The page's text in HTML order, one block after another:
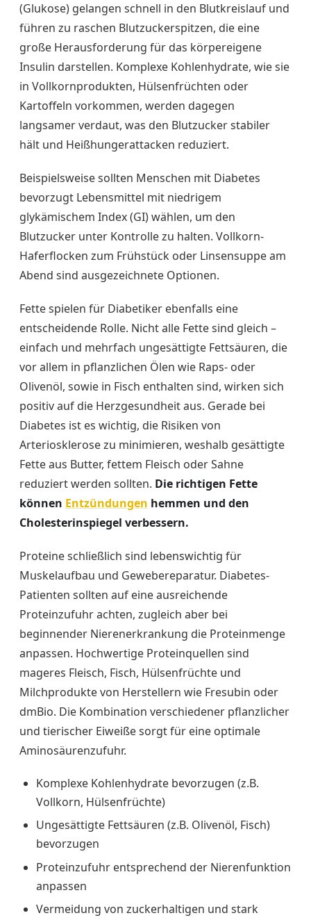
(Glukose) gelangen schnell in den Blutkreislauf und
führen zu raschen Blutzuckerspitzen, die eine
große Herausforderung für das körpereigene
Insulin darstellen. Komplexe Kohlenhydrate, wie sie
in Vollkornprodukten, Hülsenfrüchten oder
Kartoffeln vorkommen, werden dagegen
langsamer verdaut, was den Blutzucker stabiler
hält und Heißhungerattacken reduziert.
Beispielsweise sollten Menschen mit Diabetes
bevorzugt Lebensmittel mit niedrigem
glykämischem Index (GI) wählen, um den
Blutzucker unter Kontrolle zu halten. Vollkorn-
Haferflocken zum Frühstück oder Linsensuppe am
Abend sind ausgezeichnete Optionen.
Fette spielen für Diabetiker ebenfalls eine
entscheidende Rolle. Nicht alle Fette sind gleich –
einfach und mehrfach ungesättigte Fettsäuren, die
vor allem in pflanzlichen Ölen wie Raps- oder
Olivenöl, sowie in Fisch enthalten sind, wirken sich
positiv auf die Herzgesundheit aus. Gerade bei
Diabetes ist es wichtig, die Risiken von
Arteriosklerose zu minimieren, weshalb gesättigte
Fette aus Butter, fettem Fleisch oder Sahne
reduziert werden sollten. Die richtigen Fette
können Entzündungen hemmen und den
Cholesterinspiegel verbessern.
Proteine schließlich sind lebenswichtig für
Muskelaufbau und Gewebereparatur. Diabetes-
Patienten sollten auf eine ausreichende
Proteinzufuhr achten, zugleich aber bei
beginnender Nierenerkrankung die Proteinmenge
anpassen. Hochwertige Proteinquellen sind
mageres Fleisch, Fisch, Hülsenfrüchte und
Milchprodukte von Herstellern wie Fresubin oder
dmBio. Die Kombination verschiedener pflanzlicher
und tierischer Eiweiße sorgt für eine optimale
Aminosäurenzufuhr.
Komplexe Kohlenhydrate bevorzugen (z.B.
Vollkorn, Hülsenfrüchte)
Ungesättigte Fettsäuren (z.B. Olivenöl, Fisch)
bevorzugen
Proteinzufuhr entsprechend der Nierenfunktion
anpassen
Vermeidung von zuckerhaltigen und stark